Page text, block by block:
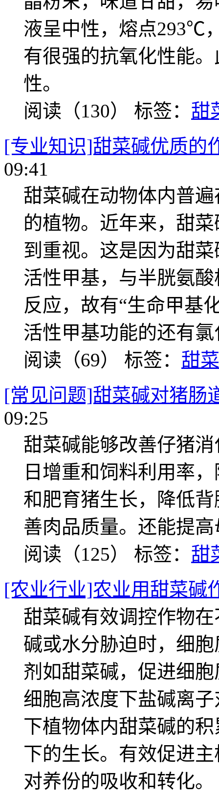
液呈中性，熔点293℃
有很强的抗氧化性能
性。
阅读（130） 标签： 甜
[专业知识]甜菜碱优质的
09:41
甜菜碱在动物体内普
的植物。近年来，甜
到重视。这是因为甜
活性甲基，与半胱氨
反应，故有“生命甲基
活性甲基功能的还有
阅读（69） 标签： 甜
[常见问题]甜菜碱对猪肠
09:25
甜菜碱能够改善仔猪
日增重和饲料利用率
和肥育猪生长，降低
善肉品质量。还能提
阅读（125） 标签： 甜
[农业行业]农业用甜菜碱
甜菜碱有效调控作物
碱或水分胁迫时，细
剂如甜菜碱，促进细
细胞高浓度下盐碱离
下植物体内甜菜碱的
下的生长。有效促进
对养份的吸收和转化。